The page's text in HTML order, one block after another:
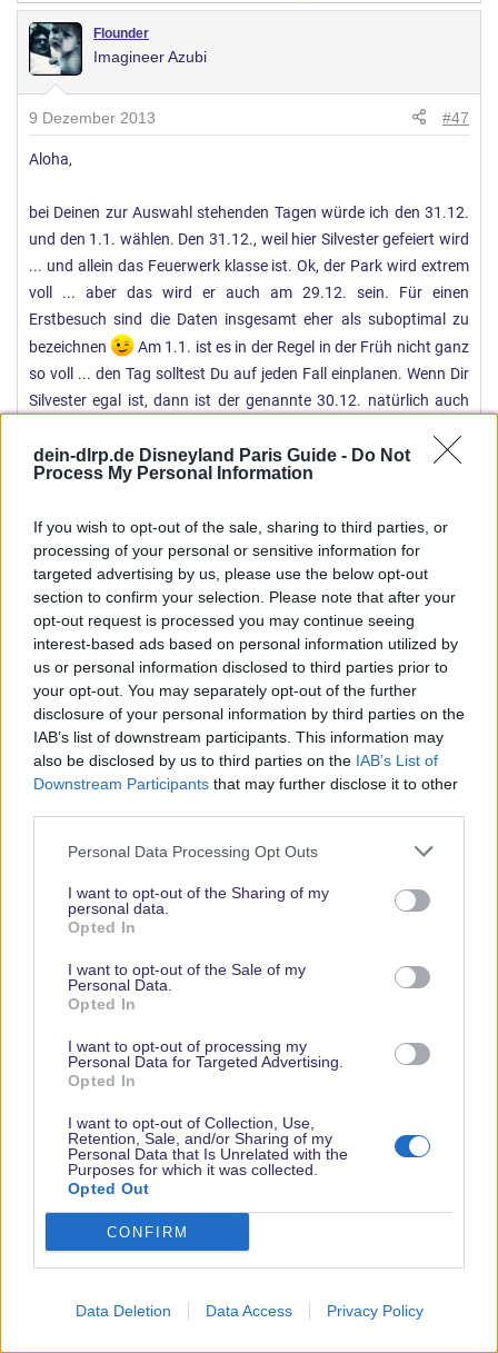
dein-dlrp.de Disneyland Paris Guide - Do Not
Process My Personal Information
If you wish to opt-out of the sale, sharing to third parties, or
processing of your personal or sensitive information for
targeted advertising by us, please use the below opt-out
section to confirm your selection. Please note that after your
opt-out request is processed you may continue seeing
interest-based ads based on personal information utilized by
us or personal information disclosed to third parties prior to
your opt-out. You may separately opt-out of the further
disclosure of your personal information by third parties on the
IAB’s list of downstream participants. This information may
also be disclosed by us to third parties on the IAB’s List of
Downstream Participants that may further disclose it to other
Personal Data Processing Opt Outs
I want to opt-out of the Sharing of my
personal data.
Opted In
I want to opt-out of the Sale of my
Personal Data.
Opted In
I want to opt-out of processing my
Personal Data for Targeted Advertising.
Opted In
I want to opt-out of Collection, Use,
Retention, Sale, and/or Sharing of my
Personal Data that Is Unrelated with the
Purposes for which it was collected.
Opted Out
CONFIRM
Data Deletion Data Access Privacy Policy
Flounder
Imagineer Azubi
9 Dezember 2013 #47
Aloha,
bei Deinen zur Auswahl stehenden Tagen würde ich den 31.12.
und den 1.1. wählen. Den 31.12., weil hier Silvester gefeiert wird
... und allein das Feuerwerk klasse ist. Ok, der Park wird extrem
voll ... aber das wird er auch am 29.12. sein. Für einen
Erstbesuch sind die Daten insgesamt eher als suboptimal zu
bezeichnen
Am 1.1. ist es in der Regel in der Früh nicht ganz
so voll ... den Tag solltest Du auf jeden Fall einplanen. Wenn Dir
Silvester egal ist, dann ist der genannte 30.12. natürlich auch
Vorhersage zu machen. Leer wird es an keinem Tag sein.
Cheers,
Flounder
eve
Imagineer Azubi
9 Dezember 2013
Hallo Nastasja und erst einmal herzlich willkommen im Forum!
nicht sicher sagen) die Tickets vor Ort zu kaufen, aber das
Da empfehle ich eher bereits vorher online zu kaufen und selbst
auszudrucken.
würden wir eine kleine Provision bekommen die zum Erhalt
dieser Seite beiträgt.
Flynn_Rider
Cast Member
9 Dezember 2013
Nehmt den 31.12. und den 01.01.
im Disneyland. Die Stimmung, der Park hat laaaaaaaaaaaaange
geöffnet und WIR sind schon zweimal in den Genuss
- nie bereut...